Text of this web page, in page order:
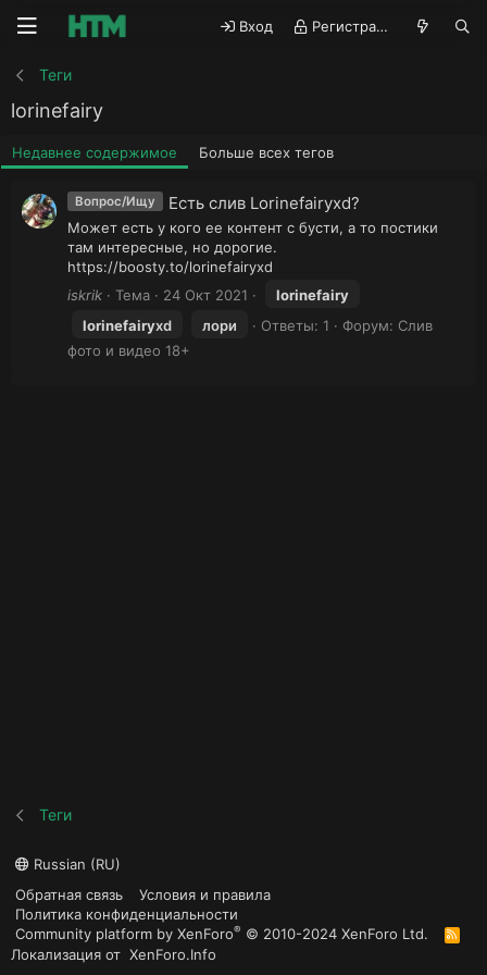
Вход Регистрация
Теги
lorinefairy
Недавнее содержимое Больше всех тегов
Вопрос/Ищу Есть слив Lorinefairyxd?
Может есть у кого ее контент с бусти, а то постики
там интересные, но дорогие.
https://boosty.to/lorinefairyxd
iskrik
Тема 24 Окт 2021
lorinefairy
lorinefairyxd лори Ответы: 1 Форум: Слив
фото и видео 18+
Теги
Russian (RU)
Обратная связь
Условия и правила
Политика конфиденциальности
Community platform by XenForo® © 2010-2024 XenForo Ltd.
R
S
Локализация от XenForo.Info